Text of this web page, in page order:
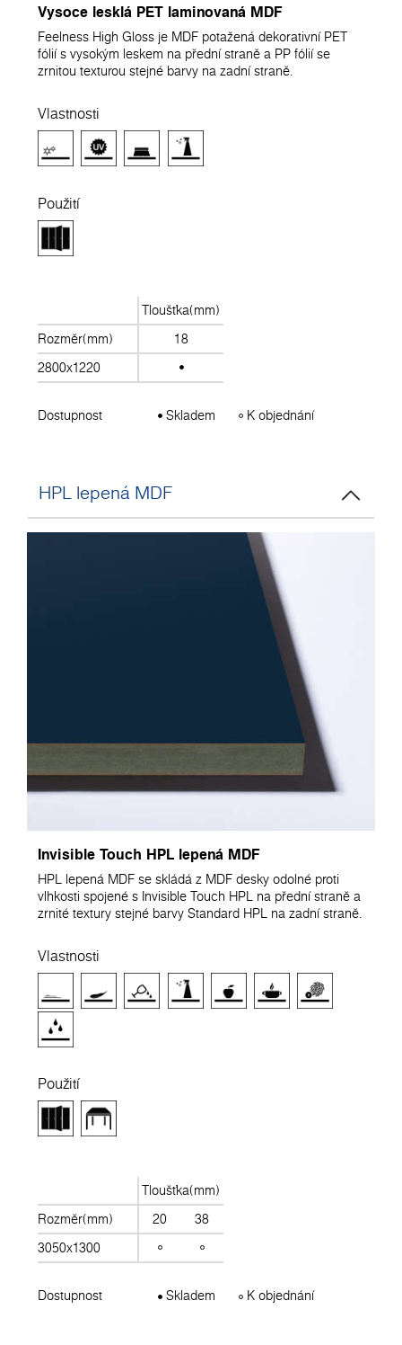
Vysoce lesklá PET laminovaná MDF
Feelness High Gloss je MDF potažená dekorativní PET
fólií s vysokým leskem na přední straně a PP fólií se
zrnitou texturou stejné barvy na zadní straně.
Vlastnosti
Použití
Tloušťka(mm)
Rozměr(mm)
18
2800x1220
Dostupnost Skladem K objednání
HPL lepená MDF
Invisible Touch HPL lepená MDF
HPL lepená MDF se skládá z MDF desky odolné proti
vlhkosti spojené s Invisible Touch HPL na přední straně a
zrnité textury stejné barvy Standard HPL na zadní straně.
Vlastnosti
Použití
Tloušťka(mm)
Rozměr(mm)
20
38
3050x1300
Dostupnost Skladem K objednání